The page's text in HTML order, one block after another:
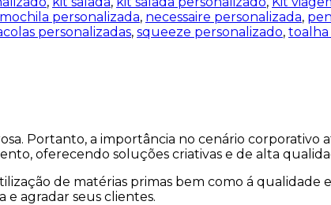
mochila personalizada, necessaire personalizada,
personalizadas, squeeze personalizado, toalha
Portanto, a importância no cenário corporativo
oferecendo soluções criativas e de alta
de matérias primas bem como á qualidade
e agradar seus clientes.